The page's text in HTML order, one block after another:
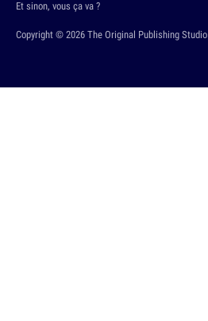
Copyright © 2026 The Original Publishing Studio
Et sinon, vous ça va ?